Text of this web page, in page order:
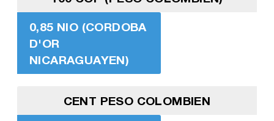
0,85 NIO (CORDOBA
D'OR
NICARAGUAYEN)
CENT PESO COLOMBIEN